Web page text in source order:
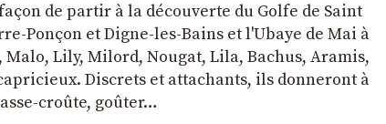
de partir à la découverte du Golfe de Saint
Ponçon et Digne-les-Bains et l'Ubaye de Mai à
Malo, Lily, Milord, Nougat, Lila, Bachus, Aramis,
Discrets et attachants, ils donneront à
croûte, goûter…